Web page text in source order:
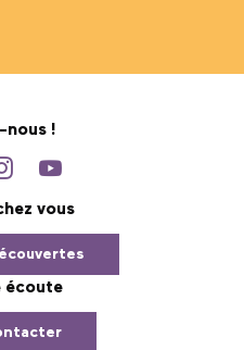
nous !
vous
écoute